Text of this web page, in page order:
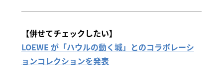
【併せてチェックしたい】
LOEWE が「ハウルの動く城」とのコラボレーシ
ョンコレクションを発表